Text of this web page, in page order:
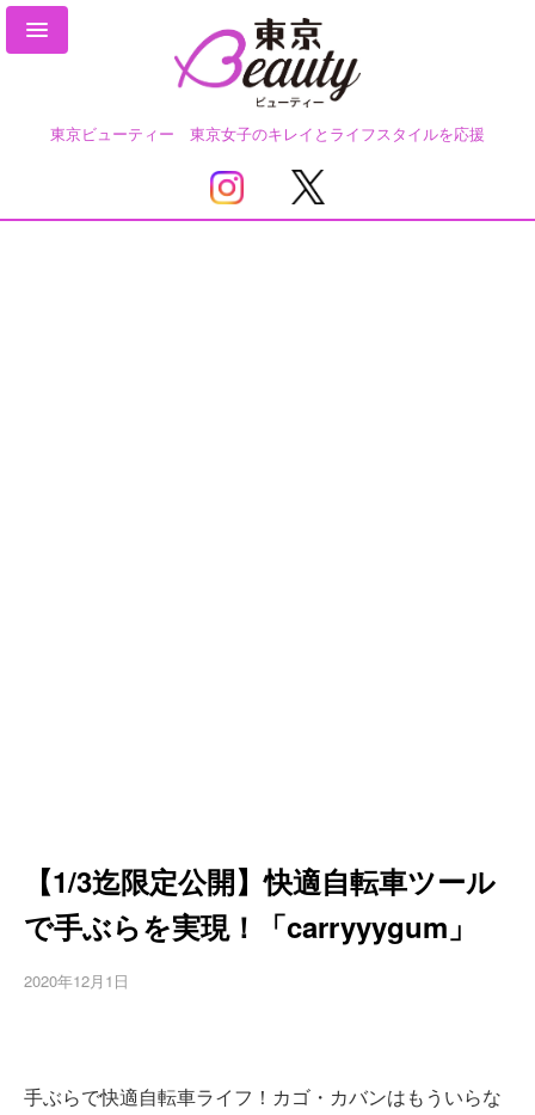
東京ビューティー 東京女子のキレイとライフスタイルを応援
【1/3迄限定公開】快適自転車ツール
で手ぶらを実現！「carryyygum」
2020年12月1日
手ぶらで快適自転車ライフ！カゴ・カバンはもういらな